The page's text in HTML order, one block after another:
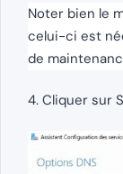
Noter bien le
celui-ci est
de
4. Cliquer sur